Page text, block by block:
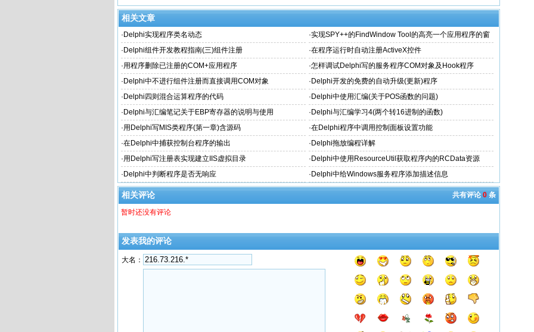
相关文章
· Delphi实现程序类名动态 ·实现SPY++的FindWindow Tool的高亮一个应用程序的窗
体或内部Object的边缘
· Delphi组件开发教程指南(三)组件注册 ·在程序运行时自动注册ActiveX控件
·用程序删除已注册的COM+应用程序 ·怎样调试Delphi写的服务程序COM对象及Hook程序
· Delphi中不进行组件注册而直接调用COM对象 · Delphi开发的免费的自动升级(更新)程序
· Delphi四则混合运算程序的代码 · Delphi中使用汇编(关于POS函数的问题)
· Delphi与汇编笔记关于EBP寄存器的说明与使用 · Delphi与汇编学习4(两个转16进制的函数)
·用Delphi写MIS类程序(第一章)含源码 ·在Delphi程序中调用控制面板设置功能
·在Delphi中捕获控制台程序的输出 · Delphi拖放编程详解
·用Delphi写注册表实现建立IIS虚拟目录 · Delphi中使用ResourceUtil获取程序内的RCData资源
· Delphi中判断程序是否无响应 · Delphi中给Windows服务程序添加描述信息
共有评论 0 条
相关评论
暂时还没有评论
发表我的评论
大名：